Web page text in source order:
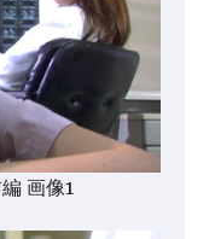
画像1